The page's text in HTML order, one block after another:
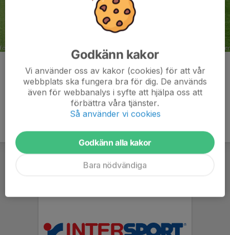
Kommentarer
Godkänn kakor
Vi använder oss av kakor (cookies) för att vår
webbplats ska fungera bra för dig. De används
även för webbanalys i syfte att hjälpa oss att
förbättra våra tjänster.
Så använder vi cookies
Godkänn alla kakor
Bara nödvändiga